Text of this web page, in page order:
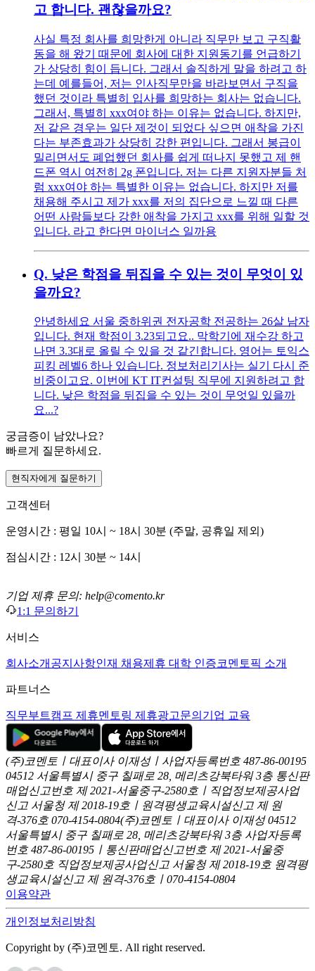
고 합니다. 괜찮을까요?
사실 특정 회사를 희망한게 아니라 직무만 보고 구직활
동을 해 왔기 때문에 회사에 대한 지원동기를 언급하기
가 상당히 힘이 듭니다. 그래서 솔직하게 말을 하려고 하
는데 예를들어, 저는 인사직무만을 바라보면서 구직을
했던 것이라 특별히 입사를 희망하는 회사는 없습니다.
그래서, 특별히 xxx여야 하는 이유는 없습니다. 하지만,
저 같은 경우는 일단 제것이 되었다 싶으면 애착을 가진
다는 부존효과가 상당히 강한 편입니다. 그래서 봉급이
밀리면서도 폐업했던 회사를 쉽게 떠나지 못했고 제 핸
드폰 역시 여전히 2g 폰입니다. 저는 다른 지원자분들 처
럼 xxx여야 하는 특별한 이유는 없습니다. 하지만 저를
채용해 주시고 제가 xxx를 저의 집단으로 느낄 때 다른
어떤 사람들보다 강한 애착을 가지고 xxx를 위해 일할 것
입니다. 라고 한다면 마이너스 일까용
Q. 낮은 학점을 뒤집을 수 있는 것이 무엇이 있
을까요?
안녕하세요 서울 중하위권 전자공학 전공하는 26살 남자
입니다. 현재 학점이 3.23되고요.. 막학기에 재수강 하고
나면 3.3대로 올릴 수 있을 것 같긴합니다. 영어는 토익스
피킹 레벨6 하나 있습니다. 정보처리기사는 실기 다시 준
비중이고요. 이번에 KT IT컨설팅 직무에 지원하려고 합
니다. 낮은 학점을 뒤집을 수 있는 것이 무엇일 있을까
요...?
궁금증이 남았나요?
빠르게 질문하세요.
현직자에게 질문하기
고객센터
운영시간 : 평일 10시 ~ 18시 30분 (주말, 공휴일 제외)
점심시간 : 12시 30분 ~ 14시
기업 제휴 문의: help@comento.kr
1:1 문의하기
서비스
회사소개 공지사항인재 채용제휴 대학 인증코멘토픽 소개
파트너스
직무부트캠프 제휴멘토링 제휴광고문의 기업 교육
(주)코멘토ㅣ대표이사 이재성ㅣ사업자등록번호 487-86-00195
04512 서울특별시 중구 칠패로 28, 메리츠강북타워 3층 통신판
매업신고번호 제 2021-서울중구-2580호ㅣ직업정보제공사업
신고 서울청 제 2018-19호ㅣ원격평생교육시설신고 제 원
격-376호 070-4154-0804(주)코멘토ㅣ대표이사 이재성 04512
서울특별시 중구 칠패로 28, 메리츠강북타워 3층 사업자등록
번호 487-86-00195ㅣ통신판매업신고번호 제 2021-서울중
구-2580호 직업정보제공사업신고 서울청 제 2018-19호 원격평
생교육시설신고 제 원격-376호ㅣ070-4154-0804
이용약관
개인정보처리방침
Copyright by (주)코멘토. All right reserved.